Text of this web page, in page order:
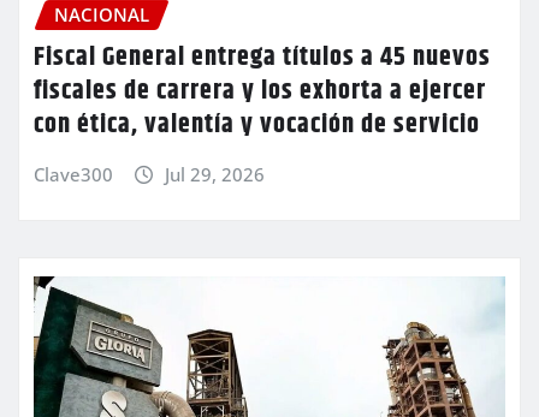
NACIONAL
Fiscal General entrega títulos a 45 nuevos
fiscales de carrera y los exhorta a ejercer
con ética, valentía y vocación de servicio
Clave300 Jul 29, 2026